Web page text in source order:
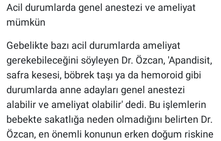
Acil durumlarda genel anestezi ve ameliyat
mümkün
Gebelikte bazı acil durumlarda ameliyat
gerekebileceğini söyleyen Dr. Özcan, 'Apandisit,
safra kesesi, böbrek taşı ya da hemoroid gibi
durumlarda anne adayları genel anestezi
alabilir ve ameliyat olabilir' dedi. Bu işlemlerin
bebekte sakatlığa neden olmadığını belirten Dr.
Özcan, en önemli konunun erken doğum riskine